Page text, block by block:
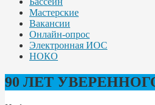
Мастерские
Вакансии
Онлайн-опрос
Электронная ИОС
НОКО
90 ЛЕТ